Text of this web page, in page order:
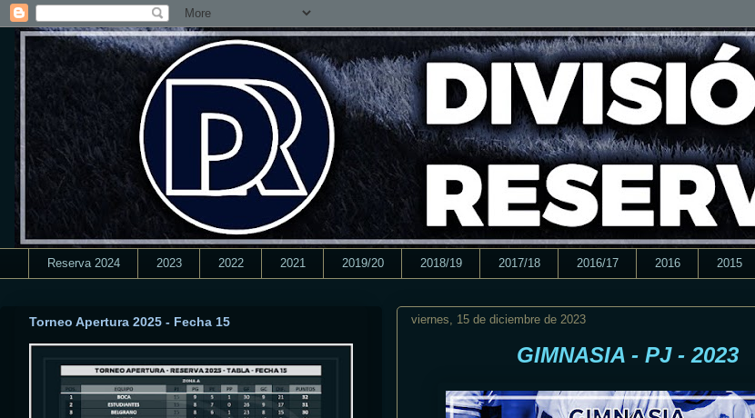
Reserva 2024 2023 2022 2021 2019/20 2018/19 2017/18 2016/17 2016 2015
viernes, 15 de diciembre de 2023
GIMNASIA - PJ - 2023
Torneo Apertura 2025 - Fecha 15